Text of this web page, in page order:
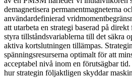
demagnetisera permanentmagneterna
användardefinierad
att utarbeta en strategi baserad på
styra tillståndsvariablerna till det säkra
aktiva kortslutningen tillämpas.
spänningsresurserna optimalt för att
acceptabel nivå inom en förutsägbar
hur strategin följaktligen skyddar